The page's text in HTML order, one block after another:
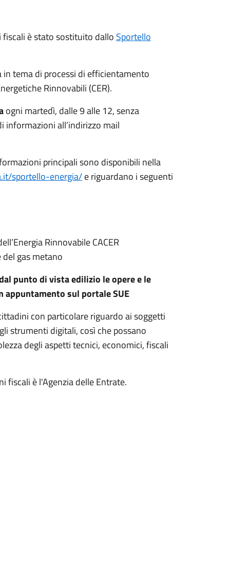
è stato sostituito dallo Sportello
in tema di processi di efficientamento
Rinnovabili (CER).
ogni martedì, dalle 9 alle 12, senza
informazioni all’indirizzo mail
principali sono disponibili nella
sportello-energia/e riguardano i seguenti
Rinnovabile CACER
gas metano
punto di vista edilizio le opere e le
appuntamento sul portale SUE
con particolare riguardo ai soggetti
strumenti digitali, così che possano
degli aspetti tecnici, economici, fiscali
fiscali è l'Agenzia delle Entrate.